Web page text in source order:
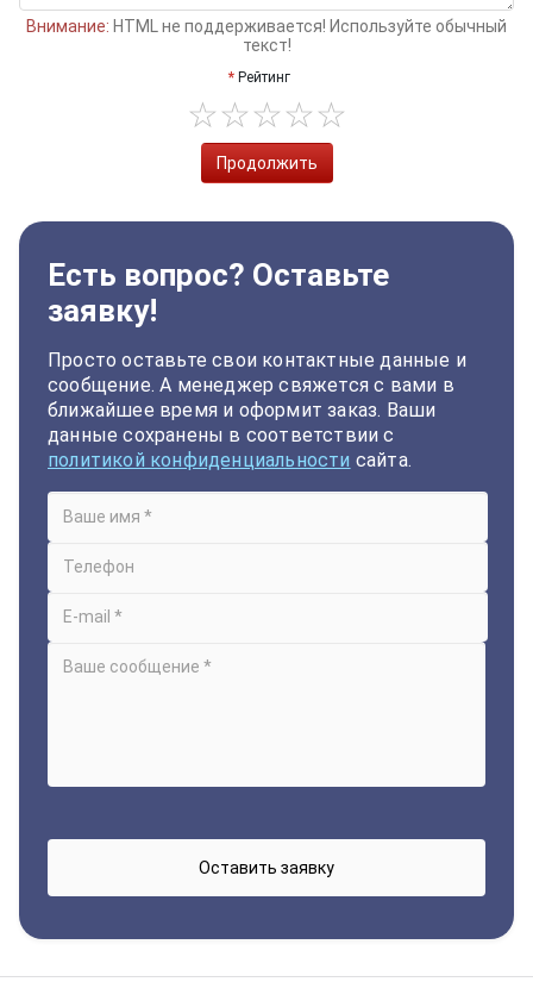
Внимание: HTML не поддерживается! Используйте обычный
текст!
Рейтинг
Продолжить
Есть вопрос? Оставьте
заявку!
Просто оставьте свои контактные данные и
сообщение. А менеджер свяжется с вами в
ближайшее время и оформит заказ. Ваши
данные сохранены в соответствии с
политикой конфиденциальности сайта.